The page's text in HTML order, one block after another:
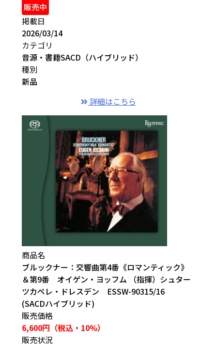
販売中
掲載日
2026/03/14
カテゴリ
音源・書籍SACD（ハイブリッド）
種別
新品
詳細はこちら
商品名
ブルックナー：交響曲第4番《ロマンティック》
＆第9番 オイゲン・ヨッフム （指揮）シュター
ツカペレ・ドレスデン ESSW-90315/16
(SACDハイブリッド)
販売価格
6,600円（税込・10%）
販売状況